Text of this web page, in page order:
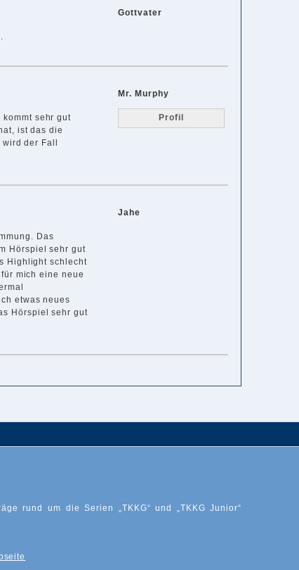
Gottvater
sehr gut
ist das die
der Fall
Mr. Murphy
Profil
Das
Hörspiel sehr gut
Highlight schlecht
mich eine neue
etwas neues
Hörspiel sehr gut
Jahe
rund um die Serien „TKKG“ und „TKKG Junior“